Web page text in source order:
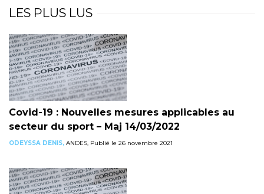
LES PLUS LUS
Covid-19 : Nouvelles mesures applicables au
secteur du sport – Maj 14/03/2022
ODEYSSA DENIS, ANDES, Publié le 26 novembre 2021